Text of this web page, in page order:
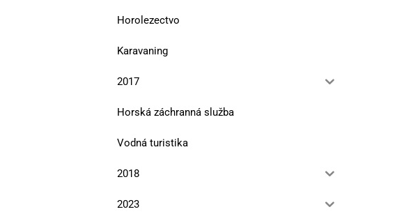
Horolezectvo
Karavaning
2017
Horská záchranná služba
Vodná turistika
2018
2023